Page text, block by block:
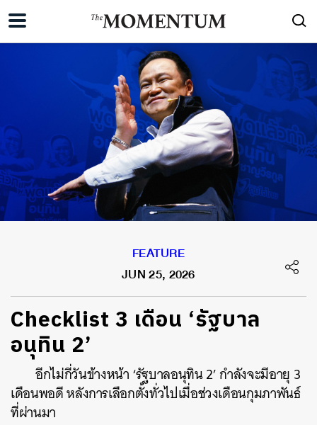
FEATURE
JUN 25, 2026
Checklist 3 เดือน ‘รัฐบาล
อนุทิน 2’
อีกไม่กี่วันข้างหน้า ‘รัฐบาลอนุทิน 2’ กำลังจะมีอายุ 3
เดือนพอดี หลังการเลือกตั้งทั่วไปเมื่อช่วงเดือนกุมภาพันธ์
ที่ผ่านมา